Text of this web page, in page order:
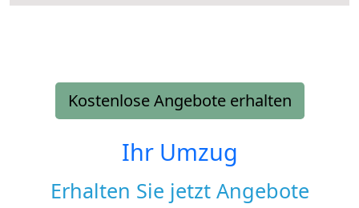
Kostenlose Angebote erhalten
Ihr Umzug
Erhalten Sie jetzt Angebote